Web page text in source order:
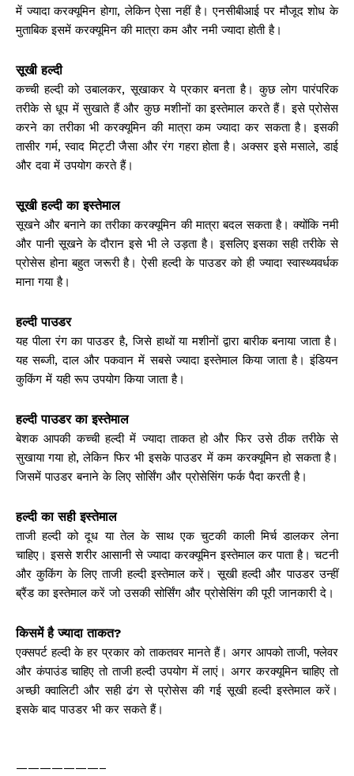
में ज्यादा करक्यूमिन होगा, लेकिन ऐसा नहीं है। एनसीबीआई पर मौजूद शोध के
मुताबिक इसमें करक्यूमिन की मात्रा कम और नमी ज्यादा होती है।
सूखी हल्दी
कच्ची हल्दी को उबालकर, सूखाकर ये प्रकार बनता है। कुछ लोग पारंपरिक
तरीके से धूप में सुखाते हैं और कुछ मशीनों का इस्तेमाल करते हैं। इसे प्रोसेस
करने का तरीका भी करक्यूमिन की मात्रा कम ज्यादा कर सकता है। इसकी
तासीर गर्म, स्वाद मिट्टी जैसा और रंग गहरा होता है। अक्सर इसे मसाले, डाई
और दवा में उपयोग करते हैं।
सूखी हल्दी का इस्तेमाल
सूखने और बनाने का तरीका करक्यूमिन की मात्रा बदल सकता है। क्योंकि नमी
और पानी सूखने के दौरान इसे भी ले उड़ता है। इसलिए इसका सही तरीके से
प्रोसेस होना बहुत जरूरी है। ऐसी हल्दी के पाउडर को ही ज्यादा स्वास्थ्यवर्धक
माना गया है।
हल्दी पाउडर
यह पीला रंग का पाउडर है, जिसे हाथों या मशीनों द्वारा बारीक बनाया जाता है।
यह सब्जी, दाल और पकवान में सबसे ज्यादा इस्तेमाल किया जाता है। इंडियन
कुकिंग में यही रूप उपयोग किया जाता है।
हल्दी पाउडर का इस्तेमाल
बेशक आपकी कच्ची हल्दी में ज्यादा ताकत हो और फिर उसे ठीक तरीके से
सुखाया गया हो, लेकिन फिर भी इसके पाउडर में कम करक्यूमिन हो सकता है।
जिसमें पाउडर बनाने के लिए सोर्सिंग और प्रोसेसिंग फर्क पैदा करती है।
हल्दी का सही इस्तेमाल
ताजी हल्दी को दूध या तेल के साथ एक चुटकी काली मिर्च डालकर लेना
चाहिए। इससे शरीर आसानी से ज्यादा करक्यूमिन इस्तेमाल कर पाता है। चटनी
और कुकिंग के लिए ताजी हल्दी इस्तेमाल करें। सूखी हल्दी और पाउडर उन्हीं
ब्रैंड का इस्तेमाल करें जो उसकी सोर्सिंग और प्रोसेसिंग की पूरी जानकारी दे।
किसमें है ज्यादा ताकत?
एक्सपर्ट हल्दी के हर प्रकार को ताकतवर मानते हैं। अगर आपको ताजी, फ्लेवर
और कंपाउंड चाहिए तो ताजी हल्दी उपयोग में लाएं। अगर करक्यूमिन चाहिए तो
अच्छी क्वालिटी और सही ढंग से प्रोसेस की गई सूखी हल्दी इस्तेमाल करें।
इसके बाद पाउडर भी कर सकते हैं।
———————–